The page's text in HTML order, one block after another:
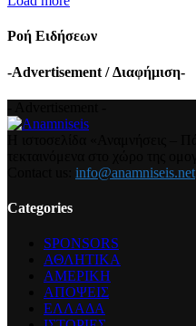
Ροή Ειδήσεων
-Advertisement / Διαφήμιση-
info@anamniseis.net
Categories
SPONSORS
ΑΘΛΗΤΙΚΑ
ΑΜΕΡΙΚΗ
ΑΠΟΨΕΙΣ
ΕΛΛΑΔΑ